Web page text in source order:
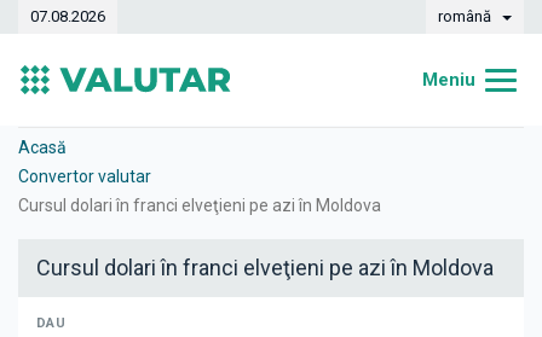
07.08.2026 română
Meniu
Curs valutar
Dinamica
Acasă
Convertor valutar
Cursul dolari în franci elveţieni pe azi în Moldova
Cursul dolari în franci elveţieni pe azi în Moldova
DAU